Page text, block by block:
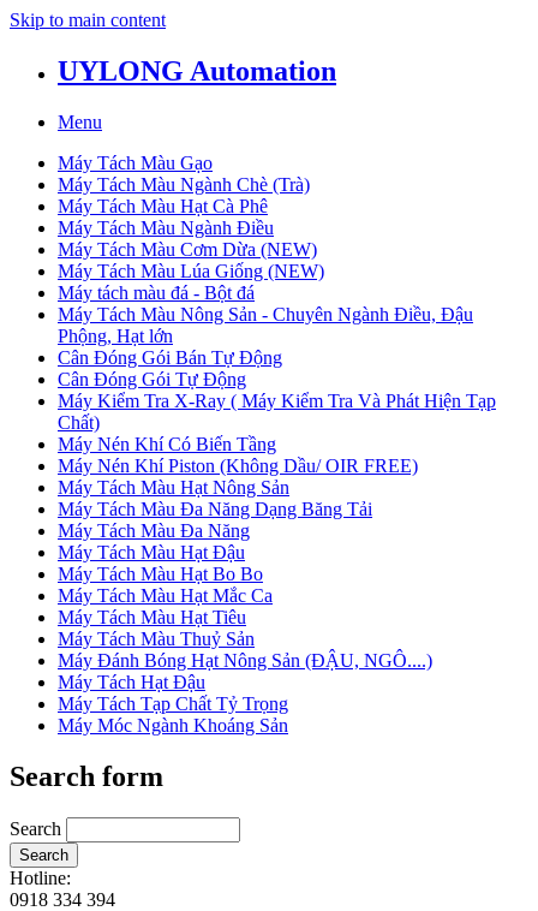
Skip to main content
UYLONG Automation
Menu
Máy Tách Màu Gạo
Máy Tách Màu Ngành Chè (Trà)
Máy Tách Màu Hạt Cà Phê
Máy Tách Màu Ngành Điều
Máy Tách Màu Cơm Dừa (NEW)
Máy Tách Màu Lúa Giống (NEW)
Máy tách màu đá - Bột đá
Máy Tách Màu Nông Sản - Chuyên Ngành Điều, Đậu
Phộng, Hạt lớn
Cân Đóng Gói Bán Tự Động
Cân Đóng Gói Tự Động
Máy Kiểm Tra X-Ray ( Máy Kiểm Tra Và Phát Hiện Tạp
Chất)
Máy Nén Khí Có Biến Tầng
Máy Nén Khí Piston (Không Dầu/ OIR FREE)
Máy Tách Màu Hạt Nông Sản
Máy Tách Màu Đa Năng Dạng Băng Tải
Máy Tách Màu Đa Năng
Máy Tách Màu Hạt Đậu
Máy Tách Màu Hạt Bo Bo
Máy Tách Màu Hạt Mắc Ca
Máy Tách Màu Hạt Tiêu
Máy Tách Màu Thuỷ Sản
Máy Đánh Bóng Hạt Nông Sản (ĐẬU, NGÔ....)
Máy Tách Hạt Đậu
Máy Tách Tạp Chất Tỷ Trọng
Máy Móc Ngành Khoáng Sản
Search form
Search
Search
Hotline:
0918 334 394